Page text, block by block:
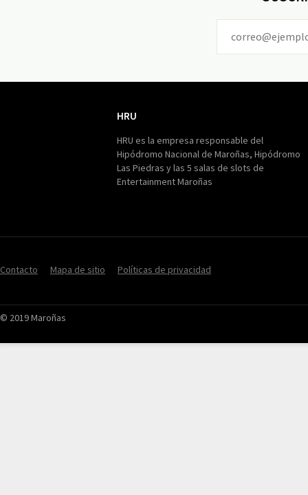
HRU
HRU es la empresa responsable del
Hipódromo Nacional de Maroñas, Hipódromo
Las Piedras y las 5 salas de slots de
Entertainment Maroñas
Contacto Mapa de sitio Políticas de privacidad
© 2019 Maroñas